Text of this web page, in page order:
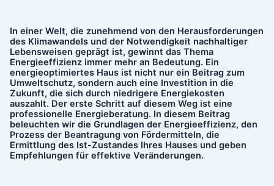
In einer Welt, die zunehmend von den Herausforderungen
des Klimawandels und der Notwendigkeit nachhaltiger
Lebensweisen geprägt ist, gewinnt das Thema
Energieeffizienz immer mehr an Bedeutung. Ein
energieoptimiertes Haus ist nicht nur ein Beitrag zum
Umweltschutz, sondern auch eine Investition in die
Zukunft, die sich durch niedrigere Energiekosten
auszahlt. Der erste Schritt auf diesem Weg ist eine
professionelle Energieberatung. In diesem Beitrag
beleuchten wir die Grundlagen der Energieeffizienz, den
Prozess der Beantragung von Fördermitteln, die
Ermittlung des Ist-Zustandes Ihres Hauses und geben
Empfehlungen für effektive Veränderungen.